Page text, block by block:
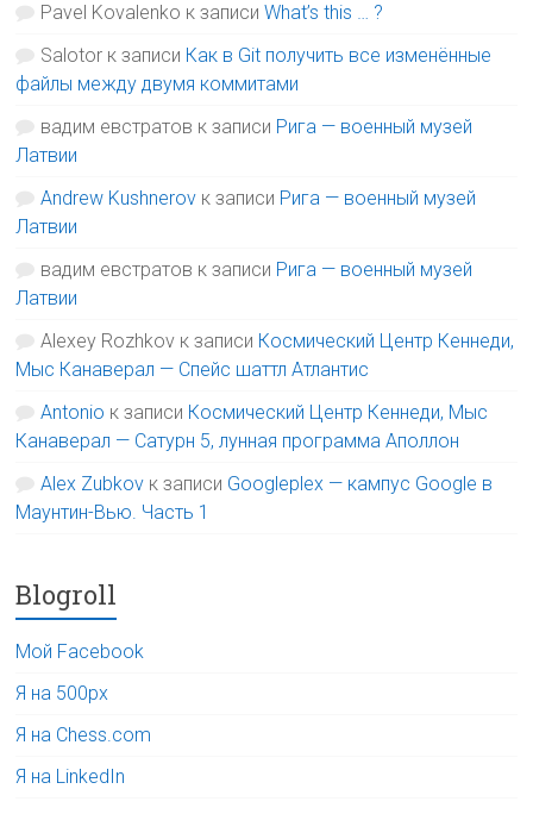
Pavel Kovalenko к записиWhat’s this … ?
Salotor к записи Как в Git получить все изменённые
файлы между двумя коммитами
вадим евстратов к записи Рига — военный музей
Латвии
Andrew Kushnerov к записи Рига — военный музей
Латвии
вадим евстратов к записи Рига — военный музей
Латвии
Alexey Rozhkov к записи Космический Центр Кеннеди,
Мыс Канаверал — Спейс шаттл Атлантис
Antonio к записи Космический Центр Кеннеди, Мыс
Канаверал — Сатурн 5, лунная программа Аполлон
Alex Zubkov к записи Googleplex — кампус Google в
Маунтин-Вью. Часть 1
Blogroll
Мой Facebook
Я на 500px
Я на Chess.com
Я на LinkedIn